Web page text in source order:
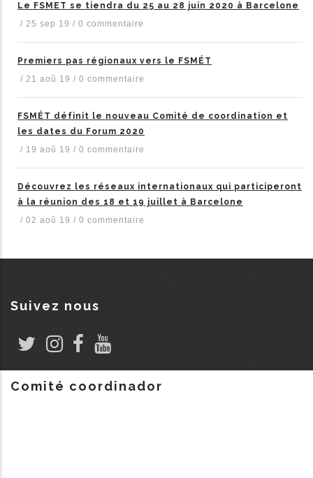
Le FSMET se tiendra du 25 au 28 juin 2020 à Barcelone
/ 25 sep 19 / 0 commentaire
Premiers pas régionaux vers le FSMÉT
/ 21 aoû 19 / 0 commentaire
FSMÉT définit le nouveau Comité de coordination et
les dates du Forum 2020
/ 19 aoû 19 / 0 commentaire
Découvrez les réseaux internationaux qui participeront
à la réunion des 18 et 19 juillet à Barcelone
/ 02 aoû 19 / 0 commentaire
Suivez nous
Comité coordinador